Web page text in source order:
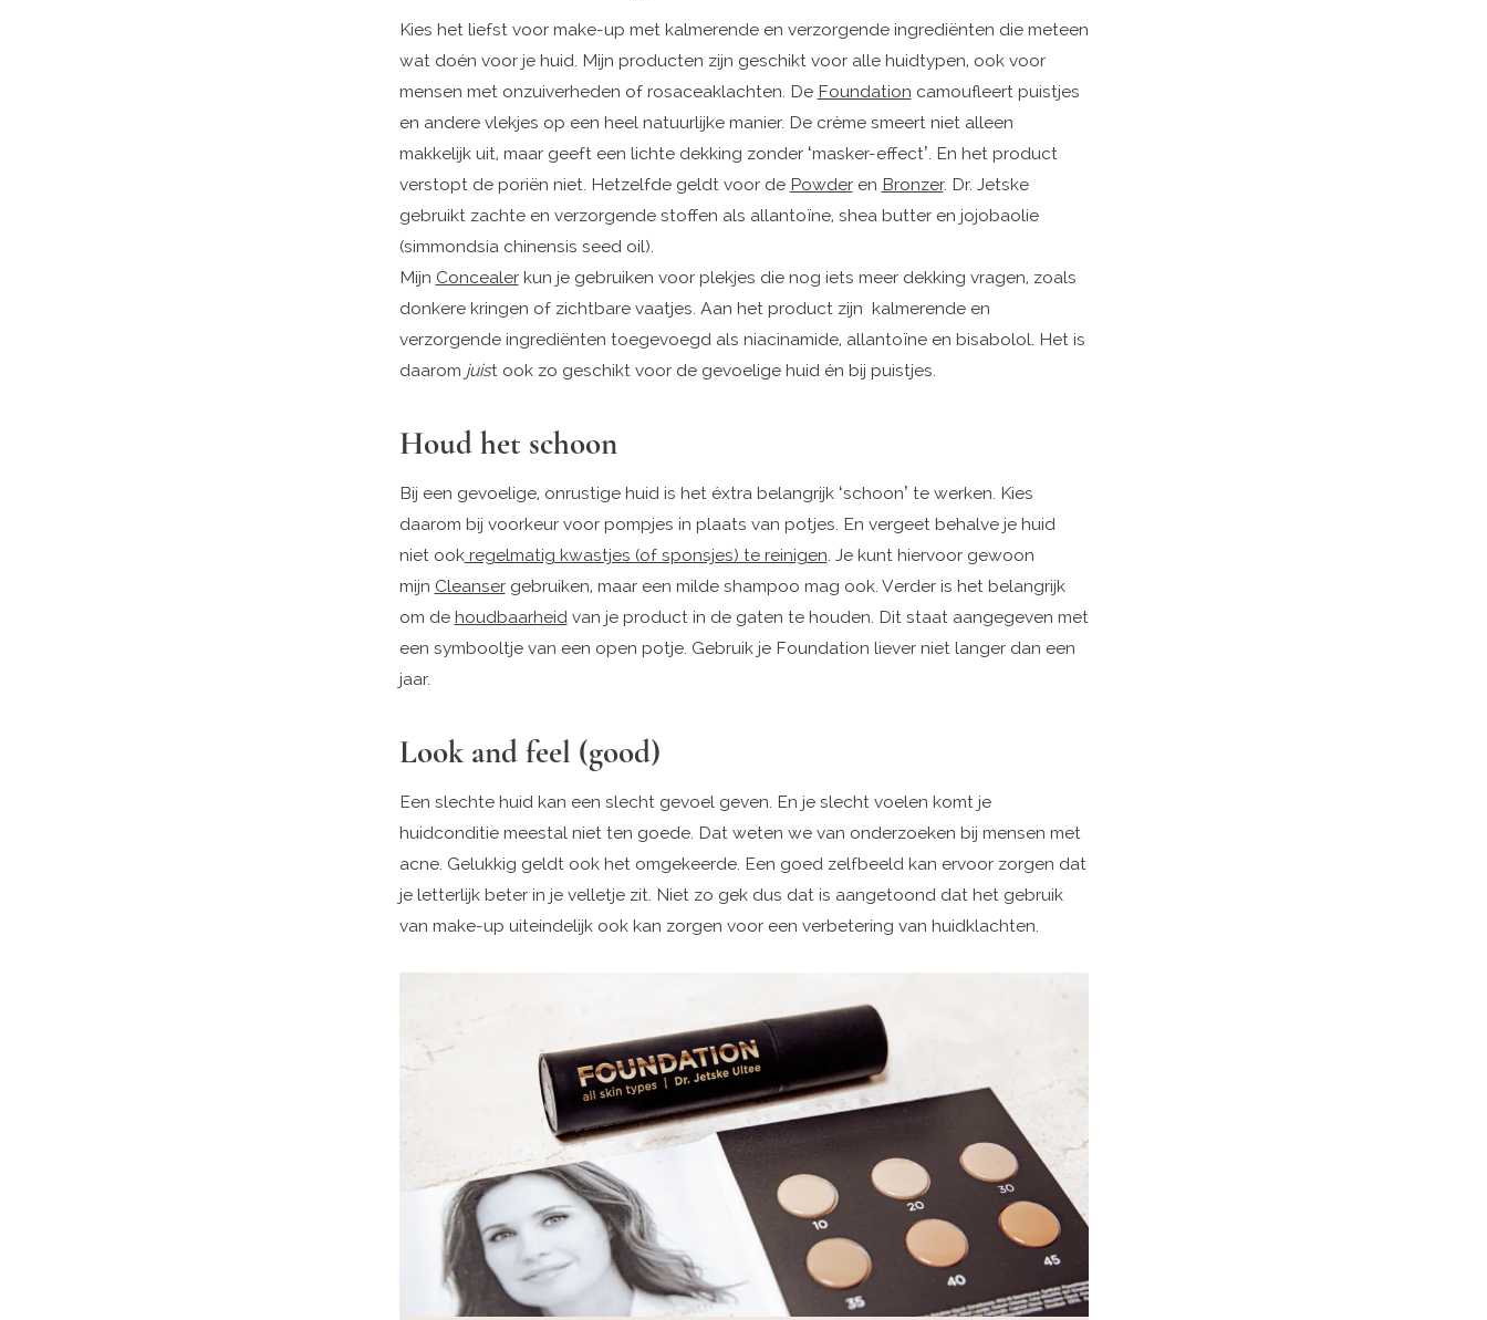
Kies het liefst voor make-up met kalmerende en verzorgende ingrediënten die meteen
wat doén voor je huid. Mijn producten zijn geschikt voor alle huidtypen, ook voor
mensen met onzuiverheden of rosaceaklachten. De Foundation camoufleert puistjes
en andere vlekjes op een heel natuurlijke manier. De crème smeert niet alleen
makkelijk uit, maar geeft een lichte dekking zonder ‘masker-effect’. En het product
verstopt de poriën niet. Hetzelfde geldt voor de Powderen Bronzer. Dr. Jetske
gebruikt zachte en verzorgende stoffen als allantoïne, shea butter en jojobaolie
(simmondsia chinensis seed oil).
Mijn Concealerkun je gebruiken voor plekjes die nog iets meer dekking vragen, zoals
donkere kringen of zichtbare vaatjes. Aan het product zijn kalmerende en
verzorgende ingrediënten toegevoegd als niacinamide, allantoïne en bisabolol. Het is
daarom juist ook zo geschikt voor de gevoelige huid én bij puistjes.
Houd het schoon
Bij een gevoelige, onrustige huid is het éxtra belangrijk ‘schoon’ te werken. Kies
daarom bij voorkeur voor pompjes in plaats van potjes. En vergeet behalve je huid
niet ookregelmatig kwastjes (of sponsjes) te reinigen . Je kunt hiervoor gewoon
mijn Cleansergebruiken, maar een milde shampoo mag ook. Verder is het belangrijk
om de houdbaarheid van je product in de gaten te houden. Dit staat aangegeven met
een symbooltje van een open potje. Gebruik je Foundation liever niet langer dan een
jaar.
Look and feel (good)
Een slechte huid kan een slecht gevoel geven. En je slecht voelen komt je
huidconditie meestal niet ten goede. Dat weten we van onderzoeken bij mensen met
acne. Gelukkig geldt ook het omgekeerde. Een goed zelfbeeld kan ervoor zorgen dat
je letterlijk beter in je velletje zit. Niet zo gek dus dat is aangetoond dat het gebruik
van make-up uiteindelijk ook kan zorgen voor een verbetering van huidklachten.